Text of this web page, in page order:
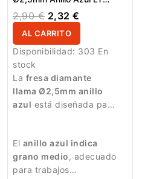
8,0mm
2,90 € 2,32 €
AL CARRITO
Disponibilidad: 303 En
stock
La fresa diamante
llama Ø2,5mm anillo
azul está diseñada para
El anillo azul indica
grano medio, adecuado
para trabajos